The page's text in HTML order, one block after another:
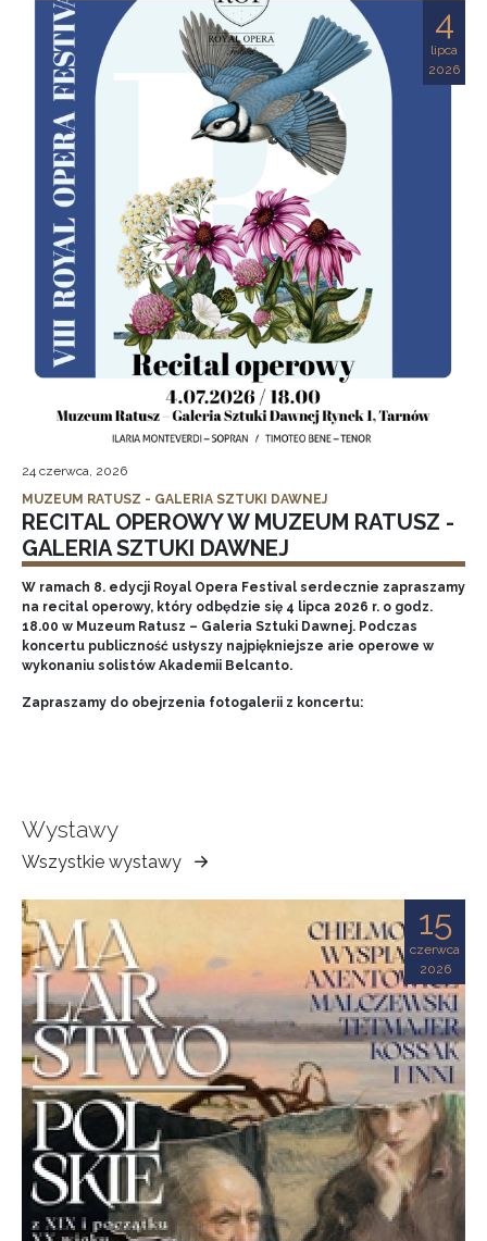
4
lipca
2026
24 czerwca, 2026
MUZEUM RATUSZ - GALERIA SZTUKI DAWNEJ
RECITAL OPEROWY W MUZEUM RATUSZ -
GALERIA SZTUKI DAWNEJ
W ramach 8. edycji Royal Opera Festival serdecznie zapraszamy
na recital operowy, który odbędzie się 4 lipca 2026 r. o godz.
18.00 w Muzeum Ratusz – Galeria Sztuki Dawnej. Podczas
koncertu publiczność usłyszy najpiękniejsze arie operowe w
wykonaniu solistów Akademii Belcanto.
Zapraszamy do obejrzenia fotogalerii z koncertu:
Wystawy
Wszystkie wystawy
Muzeum
Ziemi
Tarnowskiej
15
czerwca
2026